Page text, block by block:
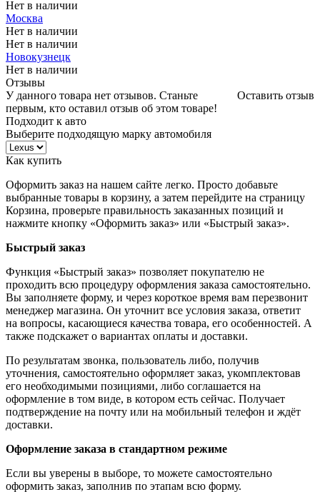
Нет в наличии
Москва
Нет в наличии
Нет в наличии
Новокузнецк
Нет в наличии
Отзывы
Оставить отзыв
У данного товара нет отзывов. Станьте
первым, кто оставил отзыв об этом товаре!
Подходит к авто
Выберите подходящую марку автомобиля
Как купить
Оформить заказ на нашем сайте легко. Просто добавьте
выбранные товары в корзину, а затем перейдите на страницу
Корзина, проверьте правильность заказанных позиций и
нажмите кнопку «Оформить заказ» или «Быстрый заказ».
Быстрый заказ
Функция «Быстрый заказ» позволяет покупателю не
проходить всю процедуру оформления заказа самостоятельно.
Вы заполняете форму, и через короткое время вам перезвонит
менеджер магазина. Он уточнит все условия заказа, ответит
на вопросы, касающиеся качества товара, его особенностей. А
также подскажет о вариантах оплаты и доставки.
По результатам звонка, пользователь либо, получив
уточнения, самостоятельно оформляет заказ, укомплектовав
его необходимыми позициями, либо соглашается на
оформление в том виде, в котором есть сейчас. Получает
подтверждение на почту или на мобильный телефон и ждёт
доставки.
Оформление заказа в стандартном режиме
Если вы уверены в выборе, то можете самостоятельно
оформить заказ, заполнив по этапам всю форму.